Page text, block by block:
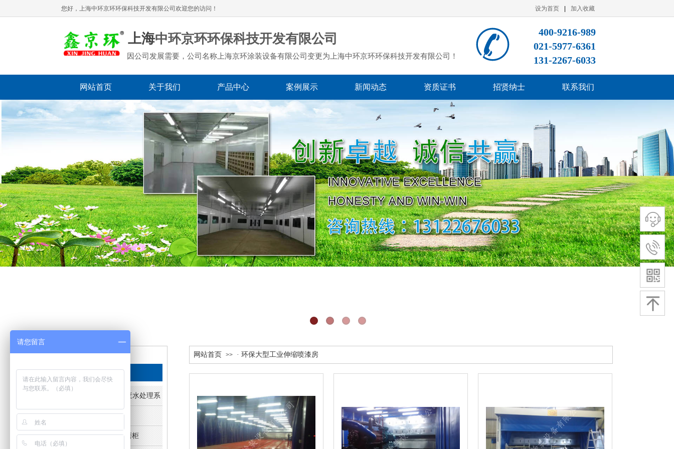
您好，上海中环京环环保科技开发有限公司 欢迎您的访问！ 设为首页 加入收藏
400-9216-989
021-5977-6361
131-2267-6033
上海中环京环环保科技开发有限公司
因公司发展需要，公司名称上海京环涂装设备有限公司变更为上海中环京环环保科技开发有限公司！
网站首页 关于我们 产品中心 案例展示 新闻动态 资质证书 招贤纳士 联系我们
网站首页 >> · 环保大型工业伸缩喷漆房
· VOC废气处理及废水处理系统
· 环保喷烤漆房
· 环保打磨房及打磨柜
栏目导航
请您留言